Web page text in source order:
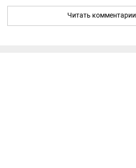
Читать комментарии